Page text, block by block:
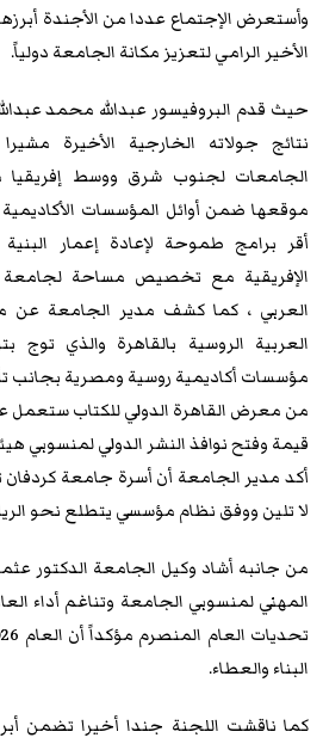
وأستعرض الإجتماع عددا من الأجندة
الأخير الرامي لتعزيز مكانة الجامعة دولياً.
حيث​ قدم البروفيسور عبدالله محمد
نتائج جولاته الخارجية الأخيرة
الجامعات لجنوب شرق ووسط إفريقيا
موقعها ضمن أوائل المؤسسات
أقر برامج طموحة لإعادة إعمار
الإفريقية مع تخصيص مساحة
العربي ، ​كما كشف مدير الجامعة عن
العربية الروسية بالقاهرة والذي
مؤسسات أكاديمية روسية ومصرية بجانب
من معرض القاهرة الدولي للكتاب ستعمل
قيمة وفتح نوافذ النشر الدولي لمنسوبي
أكد مدير الجامعة أن أسرة جامعة
لا تلين ووفق نظام مؤسسي يتطلع نحو
​من جانبه أشاد وكيل الجامعة الدكتور
المهني لمنسوبي الجامعة وتناغم أداء
البناء والعطاء.